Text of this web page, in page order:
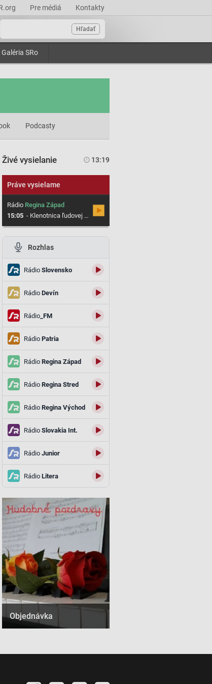
Pre médiá Kontakty
Hľadať
Galéria SRo
Podcasty
Živé vysielanie 13:19
Práve vysielame
RádioRegina Západ
15:05 - Klenotnica ľudovej hudby
Rozhlas
RádioSlovensko
RádioDevín
Rádio_FM
RádioPatria
RádioRegina Západ
RádioRegina Stred
RádioRegina Východ
RádioSlovakia Int.
RádioJunior
RádioLitera
Objednávka